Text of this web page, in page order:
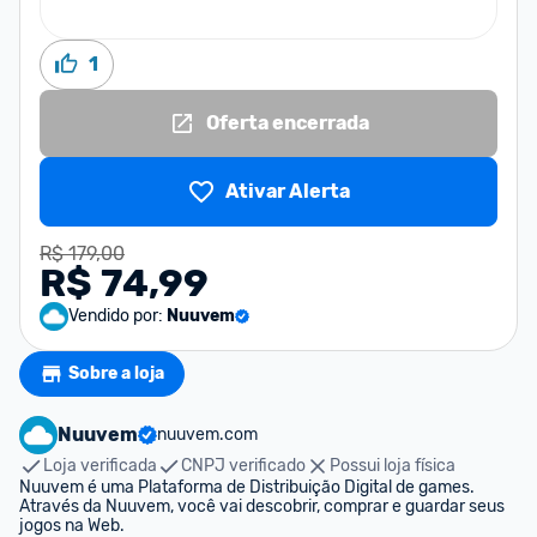
1
Oferta encerrada
Ativar Alerta
R$ 179,00
R$ 74,99
Vendido por: Nuuvem
Sobre a loja
Nuuvem
nuuvem.com
Loja verificada
CNPJ verificado
Possui loja física
Nuuvem é uma Plataforma de Distribuição Digital de games.
Através da Nuuvem, você vai descobrir, comprar e guardar seus
jogos na Web.